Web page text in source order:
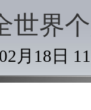
世界
月18日